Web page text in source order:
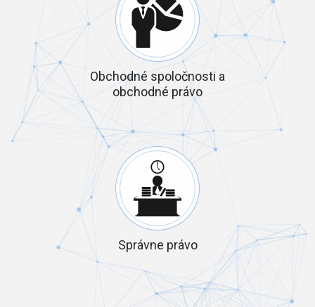
Obchodné spoločnosti a
obchodné právo
Správne právo